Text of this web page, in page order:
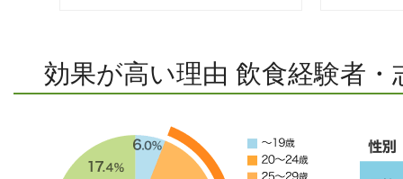
効果が高い理由 飲食経験者